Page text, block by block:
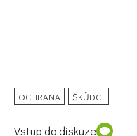
OCHRANA ŠKŮDCI
Vstup do diskuze